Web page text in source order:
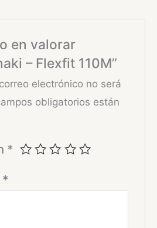
en valorar
– Flexfit 110M”
electrónico no será
obligatorios están
*
*